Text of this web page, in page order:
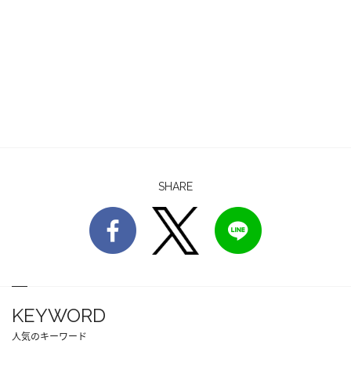
SHARE
KEYWORD
人気のキーワード